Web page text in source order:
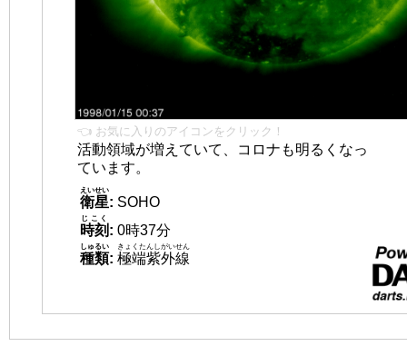
👈 お気に入りのアイコンをクリック！
活動領域が増えていて、コロナも明るくなっ
ています。
衛星
えいせい
: SOHO
時刻
じこく
: 0時37分
種類
しゅるい
: 極端紫外線
きょくたんしがいせん